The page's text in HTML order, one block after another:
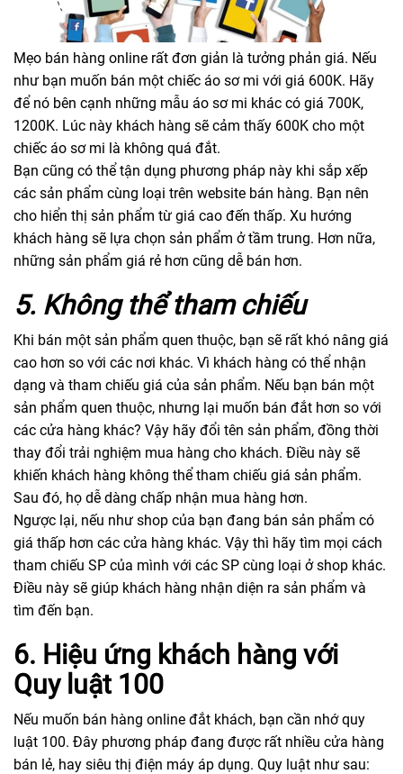
Mẹo bán hàng online rất đơn giản là tưởng phản giá. Nếu
như bạn muốn bán một chiếc áo sơ mi với giá 600K. Hãy
để nó bên cạnh những mẫu áo sơ mi khác có giá 700K,
1200K. Lúc này khách hàng sẽ cảm thấy 600K cho một
chiếc áo sơ mi là không quá đắt.
Bạn cũng có thể tận dụng phương pháp này khi sắp xếp
các sản phẩm cùng loại trên website bán hàng. Bạn nên
cho hiển thị sản phẩm từ giá cao đến thấp. Xu hướng
khách hàng sẽ lựa chọn sản phẩm ở tầm trung. Hơn nữa,
những sản phẩm giá rẻ hơn cũng dễ bán hơn.
5. Không thể tham chiếu
Khi bán một sản phẩm quen thuộc, bạn sẽ rất khó nâng giá
cao hơn so với các nơi khác. Vì khách hàng có thể nhận
dạng và tham chiếu giá của sản phẩm. Nếu bạn bán một
sản phẩm quen thuộc, nhưng lại muốn bán đắt hơn so với
các cửa hàng khác? Vậy hãy đổi tên sản phẩm, đồng thời
thay đổi trải nghiệm mua hàng cho khách. Điều này sẽ
khiến khách hàng không thể tham chiếu giá sản phẩm.
Sau đó, họ dễ dàng chấp nhận mua hàng hơn.
Ngược lại, nếu như shop của bạn đang bán sản phẩm có
giá thấp hơn các cửa hàng khác. Vậy thì hãy tìm mọi cách
tham chiếu SP của mình với các SP cùng loại ở shop khác.
Điều này sẽ giúp khách hàng nhận diện ra sản phẩm và
tìm đến bạn.
6. Hiệu ứng khách hàng với
Quy luật 100
Nếu muốn bán hàng online đắt khách, bạn cần nhớ quy
luật 100. Đây phương pháp đang được rất nhiều cửa hàng
bán lẻ, hay siêu thị điện máy áp dụng. Quy luật như sau: